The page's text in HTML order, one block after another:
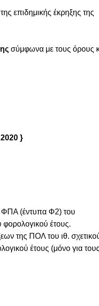
επιδημικής έκρηξης της
σύμφωνα με τους όρους
}
ΦΠΑ (έντυπα Φ2) του
έτους.
της ΠΟΛ του ιθ.
έτους (μόνο για